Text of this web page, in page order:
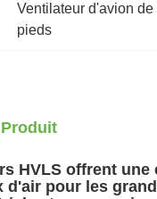
Ventilateur d'avion
pieds
HVLS offrent une
d'air pour les